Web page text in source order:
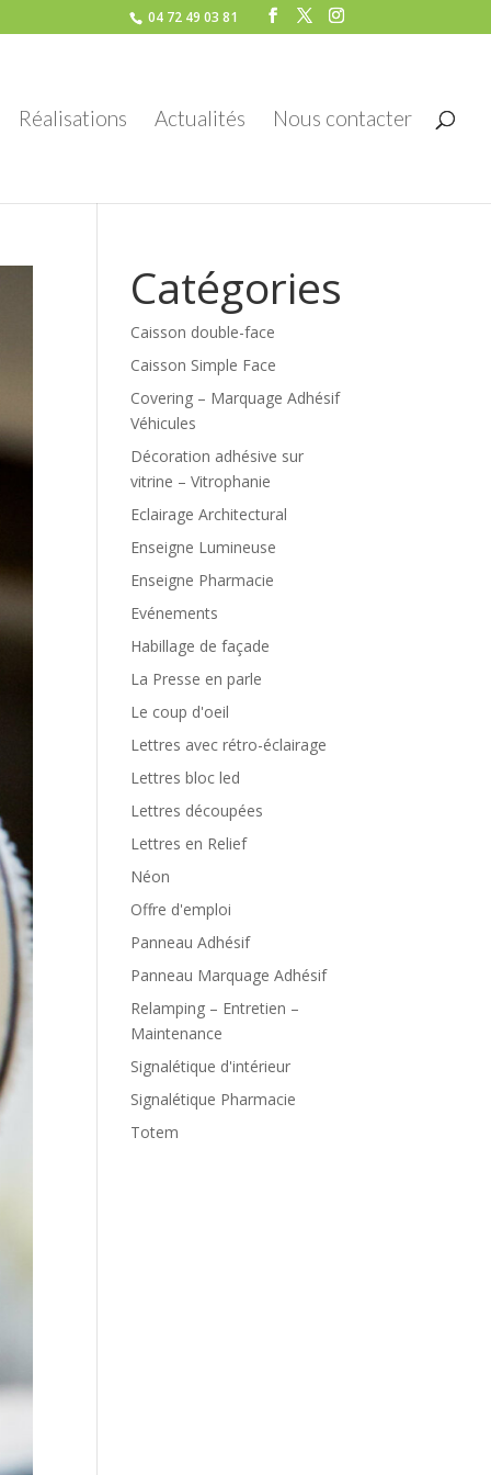
04 72 49 03 81
Réalisations Actualités Nous contacter
Catégories
Caisson double-face
Caisson Simple Face
Covering – Marquage Adhésif
Véhicules
Décoration adhésive sur
vitrine – Vitrophanie
Eclairage Architectural
Enseigne Lumineuse
Enseigne Pharmacie
Evénements
Habillage de façade
La Presse en parle
Le coup d'oeil
Lettres avec rétro-éclairage
Lettres bloc led
Lettres découpées
Lettres en Relief
Néon
Offre d'emploi
Panneau Adhésif
Panneau Marquage Adhésif
Relamping – Entretien –
Maintenance
Signalétique d'intérieur
Signalétique Pharmacie
Totem